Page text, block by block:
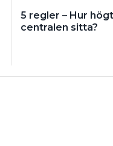
5 regler – Hur
centralen sitta?